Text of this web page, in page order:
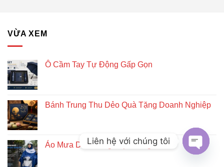
doanh
nghiệp
bền
VỪA XEM
Ô Cầm Tay Tự Động Gấp Gọn
Bánh Trung Thu Dẻo Quà Tặng Doanh Nghiệp
Áo Mưa Doanh Nghiệp In Logo
Liên hệ với chúng tôi